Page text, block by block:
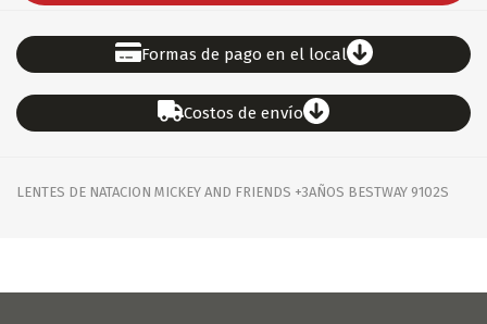
Formas de pago en el local
Costos de envío
LENTES DE NATACION MICKEY AND FRIENDS +3AÑOS BESTWAY 9102S